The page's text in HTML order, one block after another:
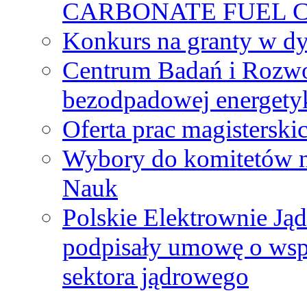
CARBONATE FUEL
Konkurs na granty w
Centrum Badań i
bezodpadowej
Oferta prac
Wybory do komitetów
Nauk
Polskie Elektrownie
podpisały umowę o
sektora jądrowego